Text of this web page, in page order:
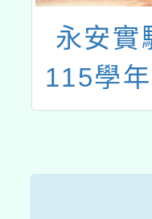
永安實
115學
簡